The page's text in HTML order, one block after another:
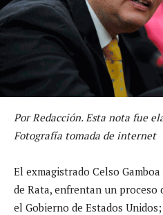
Por Redacción. Esta nota fue
Fotografía tomada de internet
El exmagistrado Celso
de Rata, enfrentan un
el Gobierno de Estados